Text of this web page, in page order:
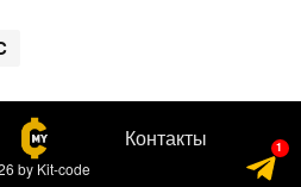
Контакты
by Kit-code